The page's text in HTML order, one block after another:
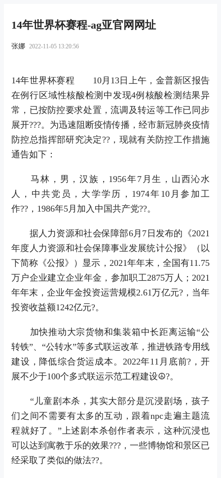
14年世界杯赛程-ag亚官网网址
张娜 2022-11-05 13:20:56
14年世界杯赛程 10月13日上午，金普新区报告
在例行区域性核酸检测中发现4例核酸检测结果异
常，已按防控要求处置，流调及转运等工作已同步
展开???。为迅速阻断疫情传播，经市新冠肺炎疫情
防控总指挥部研究决定??，现就有关防控工作措施
通告如下：
马林，男，汉族，1956年7月生，山西沁水
人，中共党员，大学学历，1974年10月参加工
作??，1986年5月加入中国共产党??。
据人力资源和社会保障部6月7日发布的《2021
年度人力资源和社会保障事业发展统计公报》（以
下简称《公报》）显示，2021年年末，全国有11.75
万户企业建立企业年金，参加职工2875万人；2021
年年末，企业年金投资运营规模2.61万亿元?，当年
投资收益额1242亿元?。
加快推动大宗货物和集装箱中长距离运输“公
转铁”、“公转水”等多式联运改革，推进铁路专用线
建设，降低综合货运成本。2022年11月底前?，开
展不少于100个多式联运示范工程建设☮?。
“儿童剧本杀，其实大部分是沉浸剧场，孩子
们之间不需要有太多的互动，跟着npc走遍主题流
程就好了。”上述剧本杀创作者表示，这种沉浸也
可以达到寓教于乐的效果???，一些博物馆和景区已
经采取了类似的做法??。